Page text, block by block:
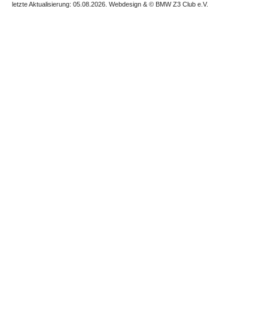
letzte Aktualisierung: 05.08.2026. Webdesign & © BMW Z3 Club e.V.